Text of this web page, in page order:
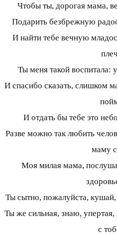
Чтобы ты, дорогая мама,
Подарить безбрежную
И найти тебе вечную
Ты меня такой воспитала:
И спасибо сказать, слишком
И отдать бы тебе это
Разве можно так любить
маму
Моя милая мама,
Ты сытно, пожалуйста,
Ты же сильная, знаю,
с